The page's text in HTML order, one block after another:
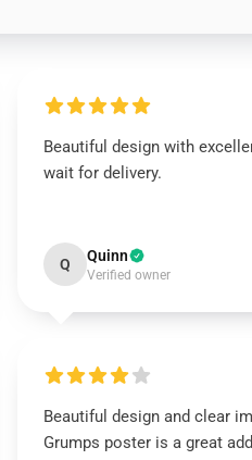
Beautiful design with
wait for delivery.
Q Quinn
Verified owner
Beautiful design and clear
Grumps poster is a great